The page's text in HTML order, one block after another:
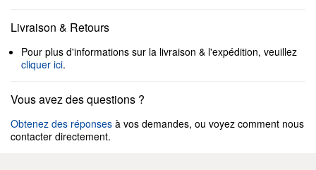
Livraison & Retours
Pour plus d'informations sur la livraison & l'expédition, veuillez
cliquer ici.
Vous avez des questions ?
Obtenez des réponses à vos demandes, ou voyez comment nous
contacter directement.